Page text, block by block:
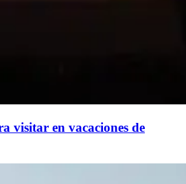
visitar en vacaciones de